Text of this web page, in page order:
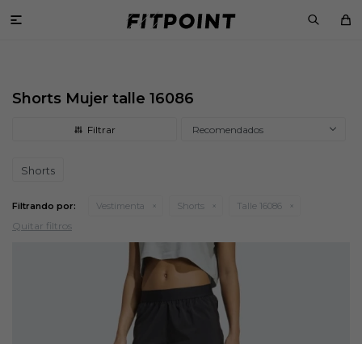

Shorts Mujer talle 16086
Recomendados
Shorts
Filtrando por: Vestimenta Shorts Talle 16086
Quitar filtros